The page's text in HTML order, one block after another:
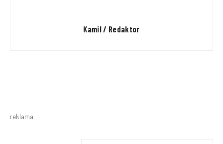
Kamil / Redaktor
reklama